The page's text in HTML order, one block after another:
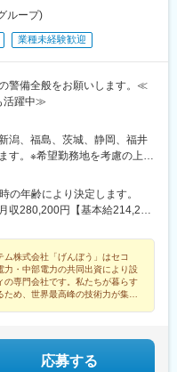
れたルールを正確に守り、
ループ)
業種未経験歓迎
警備全般をお願いします。≪
活躍中≫
、福島、茨城、静岡、福井
す。※希望勤務地を考慮の上、
所 福島県双葉郡大熊町◆東
◆浜岡原子力発電所 静岡県
所 福井県大飯郡おおい町大
高浜町田ノ浦※独身寮の入居
勤します。※詳細な所在地は、
の年齢により決定します。
収280,200円【基本給214,200
卒・新卒入社）です。採用時
本給）214,200円以上＋各種
続6年 ※月収303,800円（基
）510万円／40歳・勤続10
手当＋家族手当（妻1・子
ム株式会社「げんぼう」はセコ
力・中部電力の共同出資により設
の専門会社です。私たちが暮らす
ため、世界最高峰の技術力が集結
応募する